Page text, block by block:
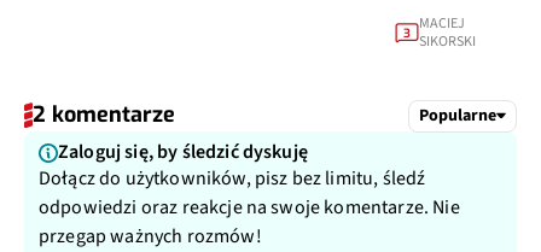
3
MACIEJ
SIKORSKI
2 komentarze Popularne
Zaloguj się, by śledzić dyskuję
Dołącz do użytkowników, pisz bez limitu, śledź
odpowiedzi oraz reakcje na swoje komentarze. Nie
przegap ważnych rozmów!